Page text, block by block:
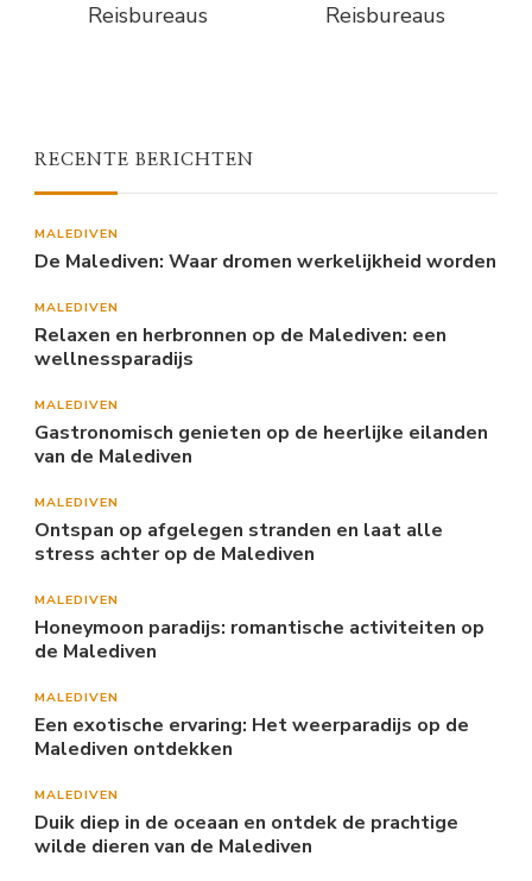
Reisbureaus Reisbureaus
RECENTE BERICHTEN
MALEDIVEN
De Malediven: Waar dromen werkelijkheid worden
MALEDIVEN
Relaxen en herbronnen op de Malediven: een
wellnessparadijs
MALEDIVEN
Gastronomisch genieten op de heerlijke eilanden
van de Malediven
MALEDIVEN
Ontspan op afgelegen stranden en laat alle
stress achter op de Malediven
MALEDIVEN
Honeymoon paradijs: romantische activiteiten op
de Malediven
MALEDIVEN
Een exotische ervaring: Het weerparadijs op de
Malediven ontdekken
MALEDIVEN
Duik diep in de oceaan en ontdek de prachtige
wilde dieren van de Malediven